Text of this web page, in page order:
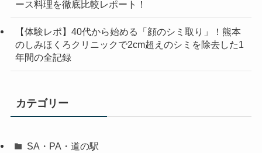
ース料理を徹底比較レポート！
【体験レポ】40代から始める「顔のシミ取り」！熊本
のしみほくろクリニックで2cm超えのシミを除去した1
年間の全記録
カテゴリー
SA・PA・道の駅